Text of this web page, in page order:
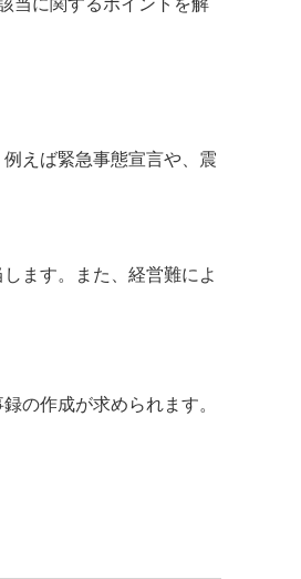
当に関するポイントを解
えば緊急事態宣言や、震
ます。また、経営難によ
の作成が求められます。